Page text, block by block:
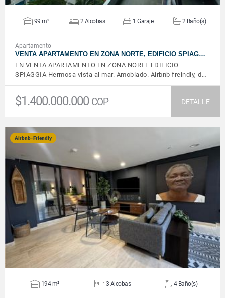
99 m² 2 Alcobas 1 Garaje 2 Baño(s)
Apartamento
VENTA APARTAMENTO EN ZONA NORTE, EDIFICIO SPIAG…
EN VENTA APARTAMENTO EN ZONA NORTE EDIFICIO
SPIAGGIA Hermosa vista al mar. Amoblado. Airbnb freindly, d…
$1.400.000.000 COP DETALLE
Airbnb-Friendly
VER DETALLES
194 m² 3 Alcobas 4 Baño(s)